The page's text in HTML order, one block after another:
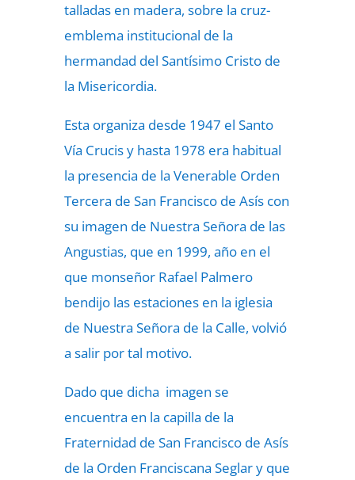
talladas en madera, sobre la cruz-
emblema institucional de la
hermandad del Santísimo Cristo de
la Misericordia.
Esta organiza desde 1947 el Santo
Vía Crucis y hasta 1978 era habitual
la presencia de la Venerable Orden
Tercera de San Francisco de Asís con
su imagen de Nuestra Señora de las
Angustias, que en 1999, año en el
que monseñor Rafael Palmero
bendijo las estaciones en la iglesia
de Nuestra Señora de la Calle, volvió
a salir por tal motivo.
Dado que dicha imagen se
encuentra en la capilla de la
Fraternidad de San Francisco de Asís
de la Orden Franciscana Seglar y que